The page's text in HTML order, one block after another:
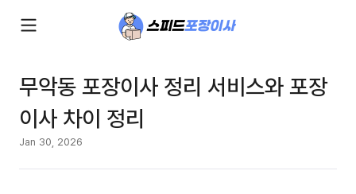
무악동 포장이사 정리 서비스와 포장
이사 차이 정리
Jan 30, 2026